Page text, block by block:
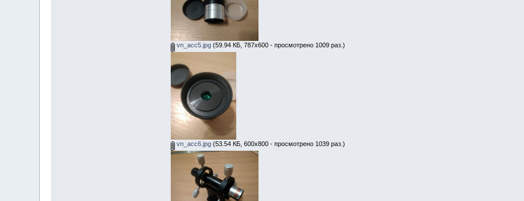
vn_acc5.jpg (59.94 КБ, 787x600 - просмотрено 1009 раз.)
vn_acc6.jpg (53.54 КБ, 600x800 - просмотрено 1039 раз.)